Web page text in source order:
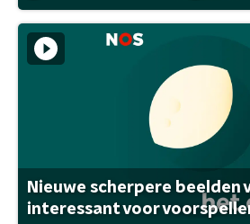
Nieuwe scherpere beelden
interessant voor